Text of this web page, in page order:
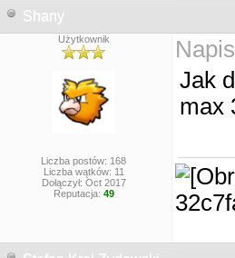
Shany
Użytkownik
Liczba postów: 168
Liczba wątków: 11
Dołączył: Oct 2017
Reputacja: 49
Jak
max